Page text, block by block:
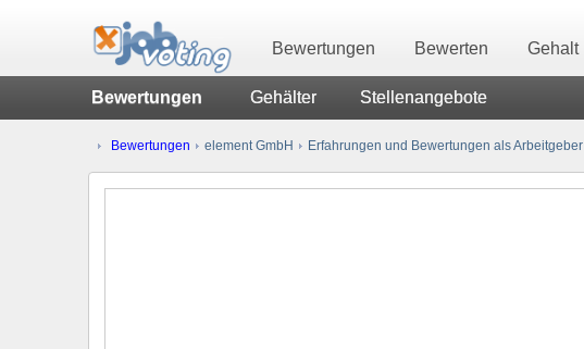
Bewertungen Bewerten Gehalt
Bewertungen Gehälter Stellenangebote
Bewertungen element GmbH Erfahrungen und Bewertungen als Arbeitgeber